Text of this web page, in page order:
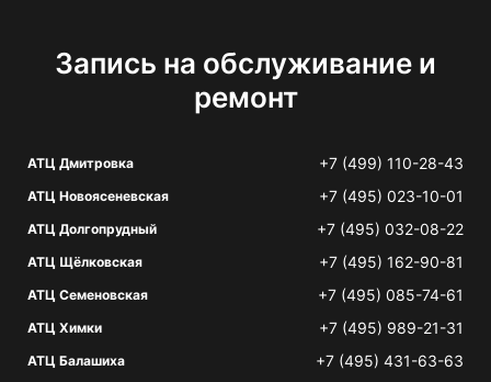
Запись на обслуживание и
ремонт
АТЦ Дмитровка +7 (499) 110-28-43
АТЦ Новоясеневская +7 (495) 023-10-01
АТЦ Долгопрудный +7 (495) 032-08-22
АТЦ Щёлковская +7 (495) 162-90-81
АТЦ Семеновская +7 (495) 085-74-61
АТЦ Химки +7 (495) 989-21-31
АТЦ Балашиха +7 (495) 431-63-63